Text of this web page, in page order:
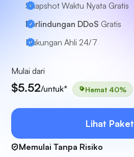
Snapshot Waktu Nyata Gratis
Perlindungan DDoS Gratis
Dukungan Ahli 24/7
Mulai dari
$5.52/untuk* Hemat 40%
Lihat Paket
Memulai Tanpa Risiko